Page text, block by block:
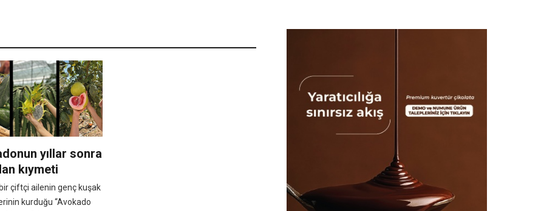
yıllar sonra
kıymeti
çiftçi ailenin genç kuşak
kurduğu “Avokado